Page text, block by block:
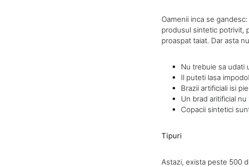
Oamenii inca se
produsul sintetic potrivit,
proaspat taiat. Dar asta
Nu trebuie sa udati
Il puteti lasa
Brazii artificiali isi
Un brad aritificial
Copacii sintetici
Tipuri
Astazi, exista peste 500